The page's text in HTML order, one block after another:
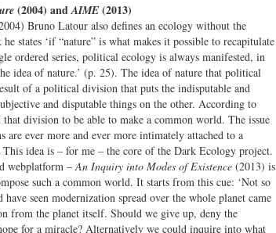
(2004) andAIME (2013)
Bruno Latour also defines an ecology without the
states ‘if “nature” is what makes it possible to recapitulate
ordered series, political ecology is always manifested, in
idea of nature.’ (p. 25). The idea of nature that political
of a political division that puts the indisputable and
and disputable things on the other. According to
division to be able to make a common world. The issue
are ever more and ever more intimately attached to a
idea is – for me – the core of the Dark Ecology project.
webplatform – An Inquiry into Modes of Existence (2013) is
such a common world. It starts from this cue: ‘Not so
seen modernization spread over the whole planet came
from the planet itself. Should we give up, deny the
for a miracle? Alternatively we could inquire into what